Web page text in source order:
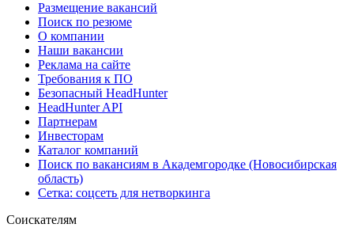
Размещение вакансий
Поиск по резюме
О компании
Наши вакансии
Реклама на сайте
Требования к ПО
Безопасный HeadHunter
HeadHunter API
Партнерам
Инвесторам
Каталог компаний
Поиск по вакансиям в Академгородке (Новосибирская
область)
Сетка: соцсеть для нетворкинга
Соискателям